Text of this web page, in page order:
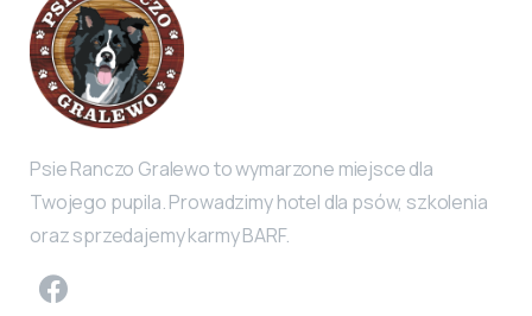
Psie Ranczo Gralewo to wymarzone miejsce dla
Twojego pupila. Prowadzimy hotel dla psów, szkolenia
oraz sprzedajemy karmy BARF.